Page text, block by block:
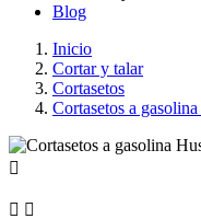
Blog
Inicio
Cortar y talar
Cortasetos
Cortasetos a

 